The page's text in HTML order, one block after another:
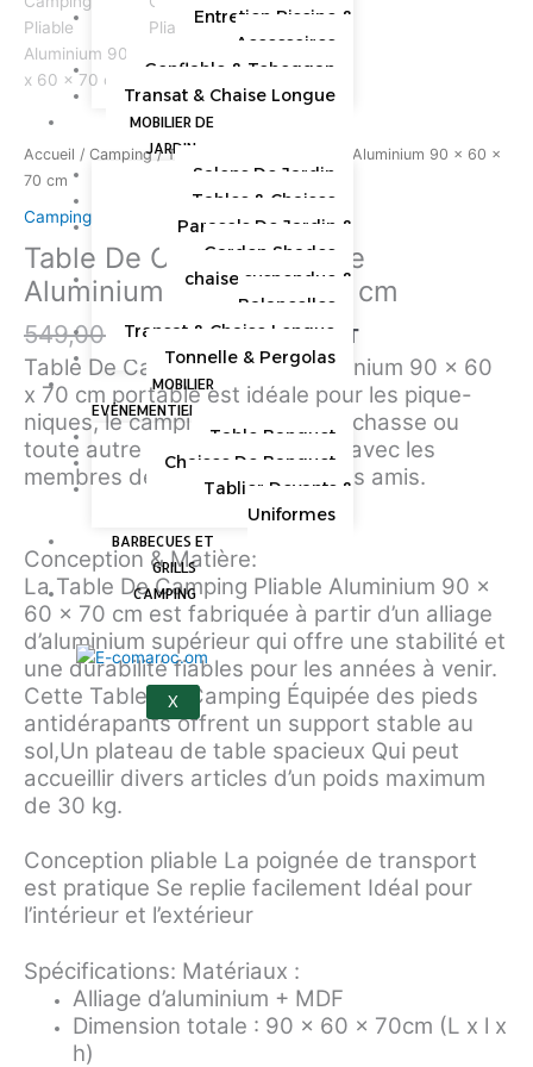
Entretien Piscine &
Accessoires
Gonflable & Toboggan
Transat & Chaise Longue
MOBILIER DE
JARDIN
Salons De Jardin
Tables & Chaises
Parasols De Jardin &
Garden Shades
chaise suspendue &
Balancelles
Transat & Chaise Longue
Tonnelle & Pergolas
MOBILIER
EVÉNEMENTIEL
Table Banquet
Chaises De Banquet
Tablier Devants &
Uniformes
BARBECUES ET
GRILLS
CAMPING
X
Accueil / Camping/ Table De Camping Pliable Aluminium 90 x 60 x
70 cm
Camping
Table De Camping Pliable
Aluminium 90 x 60 x 70 cm
549,00 MAD 499,00 MAD HT
Table De Camping Pliable Aluminium 90 x 60
x 70 cm portable est idéale pour les pique-
niques, le camping, la pêche, la chasse ou
toute autre activité de plein air avec les
membres de votre famille ou vos amis.
Conception & Matière:
La Table De Camping Pliable Aluminium 90 x
60 x 70 cm est fabriquée à partir d’un alliage
d’aluminium supérieur qui offre une stabilité et
une durabilité fiables pour les années à venir.
Cette Table De Camping Équipée des pieds
antidérapants offrent un support stable au
sol,Un plateau de table spacieux Qui peut
accueillir divers articles d’un poids maximum
de 30 kg.
Conception pliable La poignée de transport
est pratique Se replie facilement Idéal pour
l’intérieur et l’extérieur
Spécifications: Matériaux :
Alliage d’aluminium + MDF
Dimension totale : 90 x 60 x 70cm (L x l x
h)
60
x
70